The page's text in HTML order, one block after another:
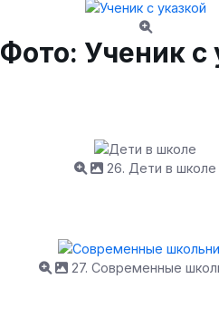
Фото: Ученик с
26. Дети в школе
27. Современные